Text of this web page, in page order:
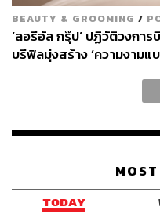
ก๊าซไนโตรเจนซึ่งเป็นส่วน
เราหายใจคือส่วนประกอบ
เลกุลอื่นๆ ที่จำเป็นต่อชีวิต
อยู่ในรูปแบบ ‘คงที่’ เท่านั้
จะตรึงไนโตรเจนที่มีอยู่ต
เร่งปฏิกิริยาในการปรับปรุ
แก้ปัญหาในเรื่องของปริม
ธรรมชาติที่มีอยู่อย่างจำกั
BEAUTY & GROOMING /
‘ลอรีอัล กรุ๊ป’ ปฏิวัติวงก
บรีฟิลมุ่งสร้าง ‘ความงามแ
TODAY